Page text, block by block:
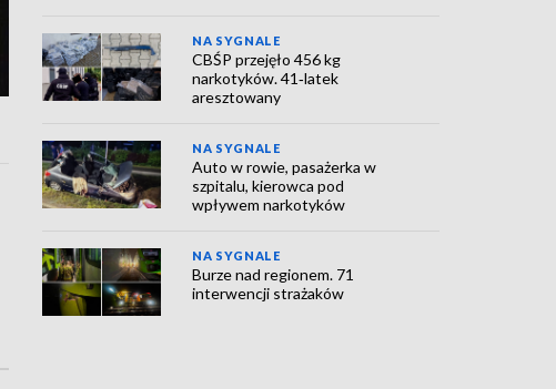
NA SYGNALE
CBŚP przejęło 456 kg
narkotyków. 41‑latek
aresztowany
NA SYGNALE
Auto w rowie, pasażerka w
szpitalu, kierowca pod
wpływem narkotyków
NA SYGNALE
Burze nad regionem. 71
interwencji strażaków